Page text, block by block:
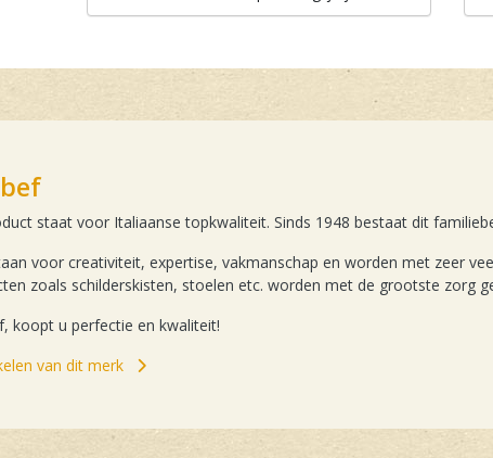
staat voor Italiaanse topkwaliteit. Sinds 1948 bestaat dit
voor creativiteit, expertise, vakmanschap en worden met zeer
zoals schilderskisten, stoelen etc. worden met de grootste zorg
koopt u perfectie en kwaliteit!
van dit merk